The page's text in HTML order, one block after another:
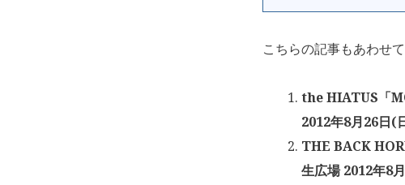
こちらの記事もあわせ
the HIATUS「
2012年8月26日(
THE BACK
生広場 2012年8